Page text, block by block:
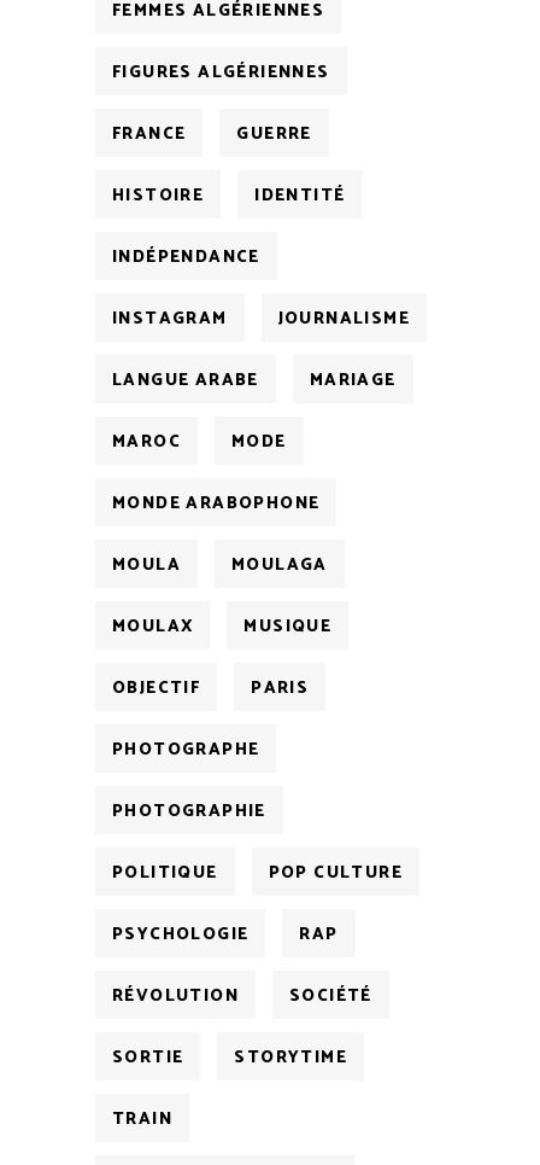
FEMMES ALGÉRIENNES
FIGURES ALGÉRIENNES
FRANCE GUERRE
HISTOIRE IDENTITÉ
INDÉPENDANCE
INSTAGRAM JOURNALISME
LANGUE ARABE MARIAGE
MAROC MODE
MONDE ARABOPHONE
MOULA MOULAGA
MOULAX MUSIQUE
OBJECTIF PARIS
PHOTOGRAPHE
PHOTOGRAPHIE
POLITIQUE POP CULTURE
PSYCHOLOGIE RAP
RÉVOLUTION SOCIÉTÉ
SORTIE STORYTIME
TRAIN